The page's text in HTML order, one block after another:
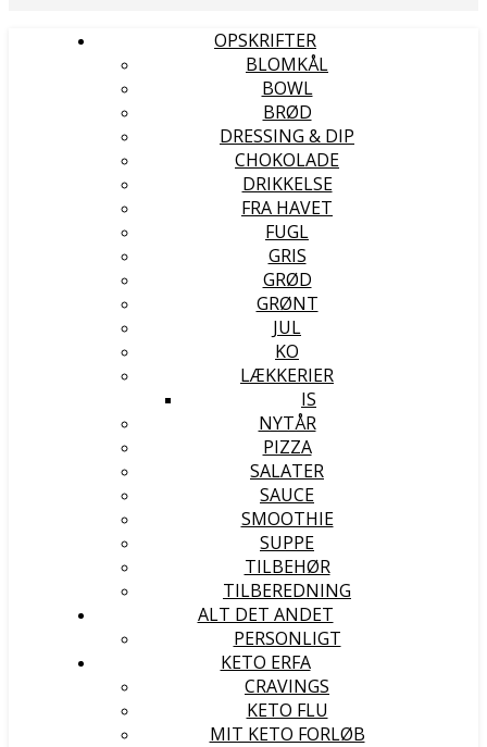
OPSKRIFTER
BLOMKÅL
BOWL
BRØD
DRESSING & DIP
CHOKOLADE
DRIKKELSE
FRA HAVET
FUGL
GRIS
GRØD
GRØNT
JUL
KO
LÆKKERIER
IS
NYTÅR
PIZZA
SALATER
SAUCE
SMOOTHIE
SUPPE
TILBEHØR
TILBEREDNING
ALT DET ANDET
PERSONLIGT
KETO ERFA
CRAVINGS
KETO FLU
MIT KETO FORLØB